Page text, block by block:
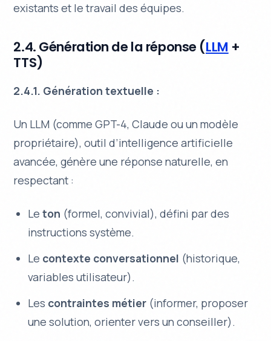
existants et le travail des équipes.
2.4. Génération de la réponse (LLM +
TTS)
2.4.1. Génération textuelle :
Un LLM (comme GPT-4, Claude ou un modèle
propriétaire), outil d’intelligence artificielle
avancée, génère une réponse naturelle, en
respectant :
Leton (formel, convivial), défini par des
instructions système.
Le contexte conversationnel (historique,
variables utilisateur).
Les contraintes métier (informer, proposer
une solution, orienter vers un conseiller).